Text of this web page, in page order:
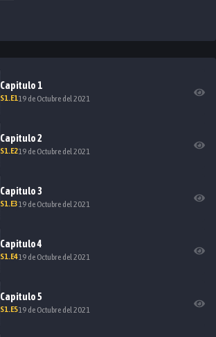
Capitulo 1
S1.E119 de Octubre del 2021
Capitulo2
S1.E219 de Octubre del 2021
Capitulo3
S1.E319 de Octubre del 2021
Capitulo4
S1.E419 de Octubre del 2021
Capitulo5
S1.E519 de Octubre del 2021